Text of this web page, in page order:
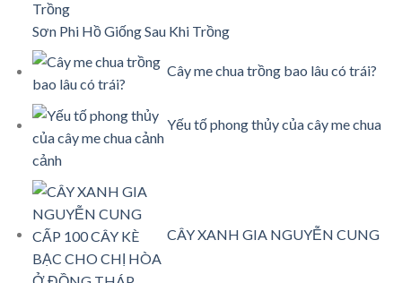
Sơn Phi Hồ Giống Sau Khi Trồng
Cây me chua trồng bao lâu có trái?
Yếu tố phong thủy của cây me chua
cảnh
CÂY XANH GIA NGUYỄN CUNG